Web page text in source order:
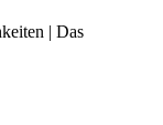
| Das